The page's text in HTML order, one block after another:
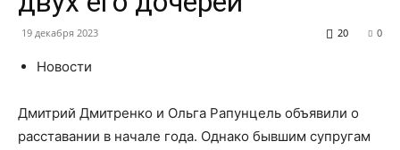
19 декабря 2023 0
20
Новости
Дмитрий Дмитренко и Ольга Рапунцель объявили о
расставании в начале года. Однако бывшим супругам